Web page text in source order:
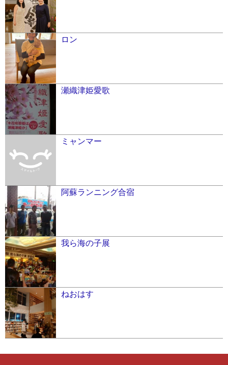
ロン
瀬織津姫愛歌
ミャンマー
阿蘇ランニング合宿
我ら海の子展
ねおはす